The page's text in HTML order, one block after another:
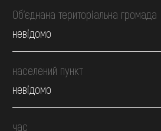
Об’єднана територіальна громада
невідомо
населений пункт
невідомо
час